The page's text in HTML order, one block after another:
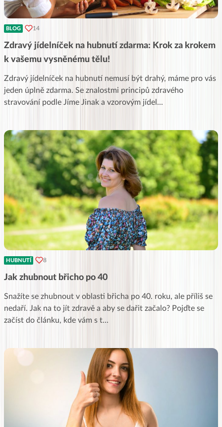
BLOG 14
Zdravý jídelníček na hubnutí zdarma: Krok za krokem
k vašemu vysněnému tělu!
Zdravý jídelníček na hubnutí nemusí být drahý, máme pro vás
jeden úplně zdarma. Se znalostmi principů zdravého
stravování podle Jíme Jinak a vzorovým jídel ...
HUBNUTÍ 8
Jak zhubnout břicho po 40
Snažíte se zhubnout v oblasti břicha po 40. roku, ale příliš se
nedaří. Jak na to jít zdravě a aby se dařit začalo? Pojďte se
začíst do článku, kde vám s t...